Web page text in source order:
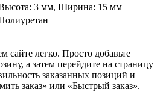
3 мм, Ширина: 15 мм
сайте легко. Просто добавьте
а затем перейдите на страницу
заказанных позиций и
заказ» или «Быстрый заказ».